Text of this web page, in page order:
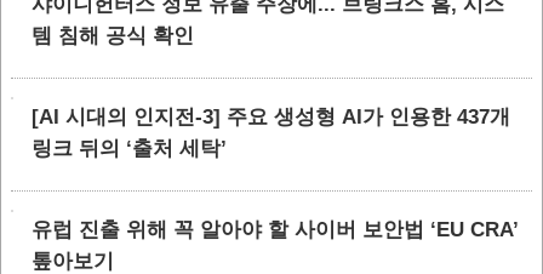
템 침해 공식 확인
[AI 시대의 인지전-3] 주요 생성형 AI가 인용한 437개
링크 뒤의 ‘출처 세탁’
유럽 진출 위해 꼭 알아야 할 사이버 보안법 ‘EU CRA’
톺아보기